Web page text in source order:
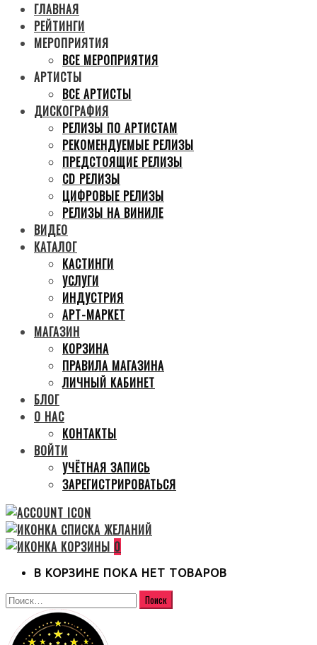
ГЛАВНАЯ
РЕЙТИНГИ
МЕРОПРИЯТИЯ
ВСЕ МЕРОПРИЯТИЯ
АРТИСТЫ
ВСЕ АРТИСТЫ
ДИСКОГРАФИЯ
РЕЛИЗЫ ПО АРТИСТАМ
РЕКОМЕНДУЕМЫЕ РЕЛИЗЫ
ПРЕДСТОЯЩИЕ РЕЛИЗЫ
CD РЕЛИЗЫ
ЦИФРОВЫЕ РЕЛИЗЫ
РЕЛИЗЫ НА ВИНИЛЕ
ВИДЕО
КАТАЛОГ
КАСТИНГИ
УСЛУГИ
ИНДУСТРИЯ
АРТ-МАРКЕТ
МАГАЗИН
КОРЗИНА
ПРАВИЛА МАГАЗИНА
ЛИЧНЫЙ КАБИНЕТ
БЛОГ
О НАС
КОНТАКТЫ
ВОЙТИ
УЧЁТНАЯ ЗАПИСЬ
ЗАРЕГИСТРИРОВАТЬСЯ
0
В КОРЗИНЕ ПОКА НЕТ ТОВАРОВ